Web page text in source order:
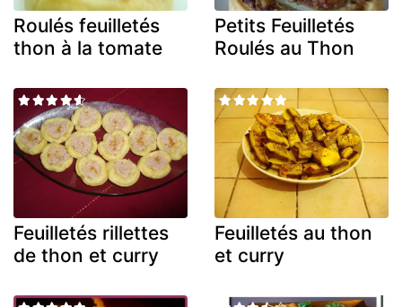
Roulés feuilletés
thon à la tomate
Petits Feuilletés
Roulés au Thon
Feuilletés rillettes
de thon et curry
Feuilletés au thon
et curry